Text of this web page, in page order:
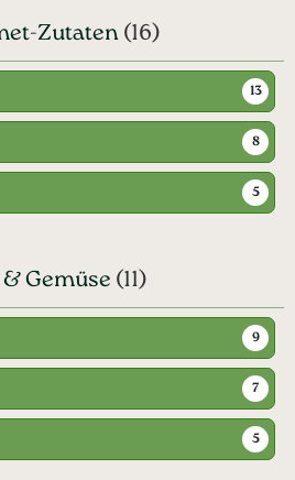
Zutaten (16)
13
8
5
Gemüse (11)
9
7
5